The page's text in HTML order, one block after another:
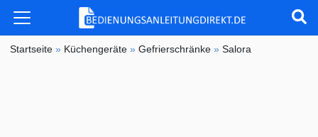
Startseite » Küchengeräte »Gefrierschränke »Salora